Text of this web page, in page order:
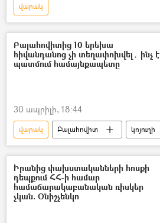
վարակ
Գյումրի
Բալահովիտից 10 երեխա
հիվանդանոց չի տեղափոխվել․ ինչ է
պատմում համայնքապետը
30 ապրիլի, 18:44
վարակ Բալահովիտ
կոյուղի
ջրատար
Ջրային կոմիտե
Իրանից փախստականների հոսքի
դեպքում ՀՀ-ի համար
համաճարակաբանական ռիսկեր
չկան. Օնիշչենկո